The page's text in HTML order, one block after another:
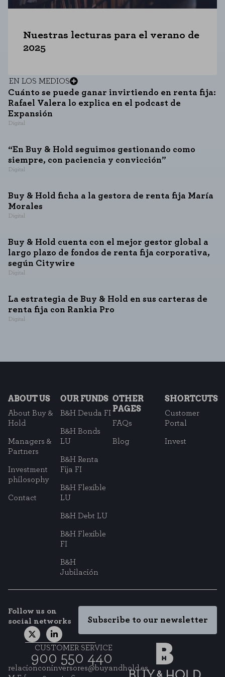
Nuestras lecturas para el verano de
2025
EN LOS MEDIOS
Cuánto se puede ganar invirtiendo en renta fija:
Rafael Valera lo explica en el podcast de
Expansión
Digital
“En Buy & Hold seguimos gestionando como
siempre, con paciencia y convicción”
Digital
Buy & Hold ficha a la gestora de renta fija María
Morales
Digital
Buy & Hold cuenta con el mejor gestor global a
largo plazo de fondos de renta fija corporativa,
según Citywire
Digital
La estrategia de Buy & Hold en sus carteras de
renta fija con Rankia Pro
Digital
ABOUT US
About Buy &
Hold
Managers &
Partners
Investment
philosophy
Contact
OUR FUNDS
B&H Deuda FI
B&H Bonds
LU
B&H Renta
Fija FI
B&H Flexible
LU
B&H Debt LU
B&H Flexible
FI
B&H
Jubilación
OTHER
PAGES
FAQs
Blog
SHORTCUTS
Customer
Portal
Invest
Follow us on
social networks
Subscribe to our newsletter
CUSTOMER SERVICE
900 550 440
relacionconinversores@buyandhold.es